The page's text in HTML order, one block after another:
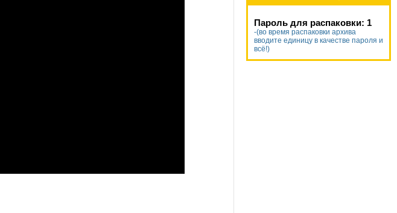
Пароль для распаковки: 1
-(во время распаковки архива
вводите единицу в качестве пароля и
всё!)